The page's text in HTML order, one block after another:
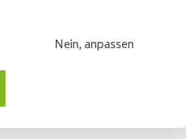
Nein, anpassen